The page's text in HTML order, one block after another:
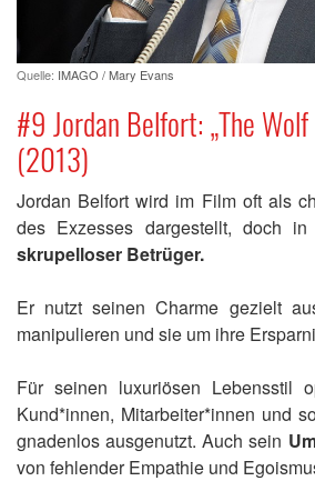
Quelle: IMAGO / Mary Evans
#9 Jordan Belfort: „The
(2013)
Jordan Belfort wird im Film oft als
des Exzesses dargestellt, doch
skrupelloser Betrüger.
Er nutzt seinen Charme gezielt
manipulieren und sie um ihre
Für seinen luxuriösen Lebensstil
Kund*innen, Mitarbeiter*innen und
gnadenlos ausgenutzt. Auch sein
von fehlender Empathie und